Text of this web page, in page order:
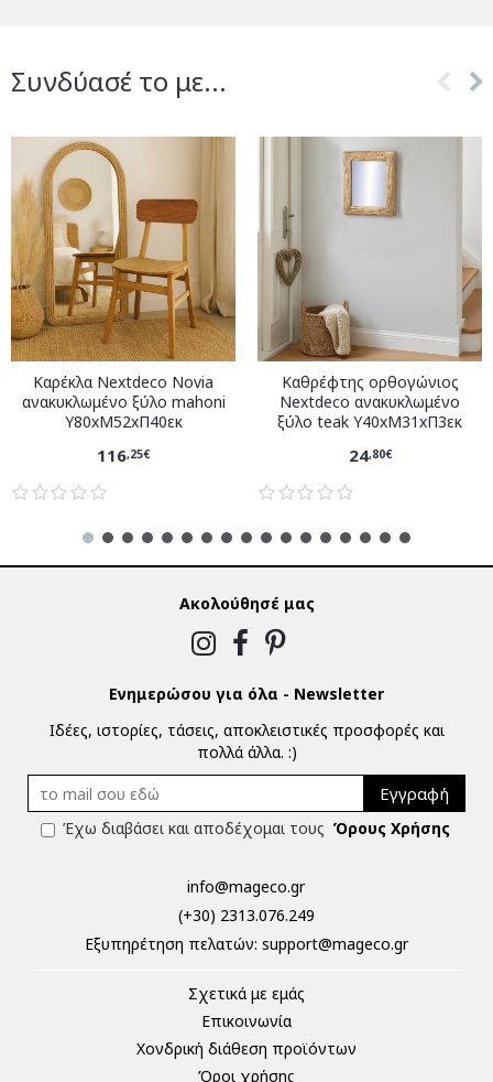
Συνδύασέ το με...
Καρέκλα Nextdeco Novia
ανακυκλωμένο ξύλο mahoni
Υ80xM52xΠ40εκ
116,25€
Καθρέφτης ορθογώνιος
Nextdeco ανακυκλωμένο
ξύλο teak Υ40xM31xΠ3εκ
24,80€
Ακολούθησέ μας
Ενημερώσου για όλα - Newsletter
Ιδέες, ιστορίες, τάσεις, αποκλειστικές προσφορές και
πολλά άλλα. :)
Εγγραφή
Έχω διαβάσει και αποδέχομαι τους Όρους Χρήσης
info@mageco.gr
(+30) 2313.076.249
Eξυπηρέτηση πελατών: support@mageco.gr
Σχετικά με εμάς
Επικοινωνία
Χονδρική διάθεση προϊόντων
Όροι χρήσης